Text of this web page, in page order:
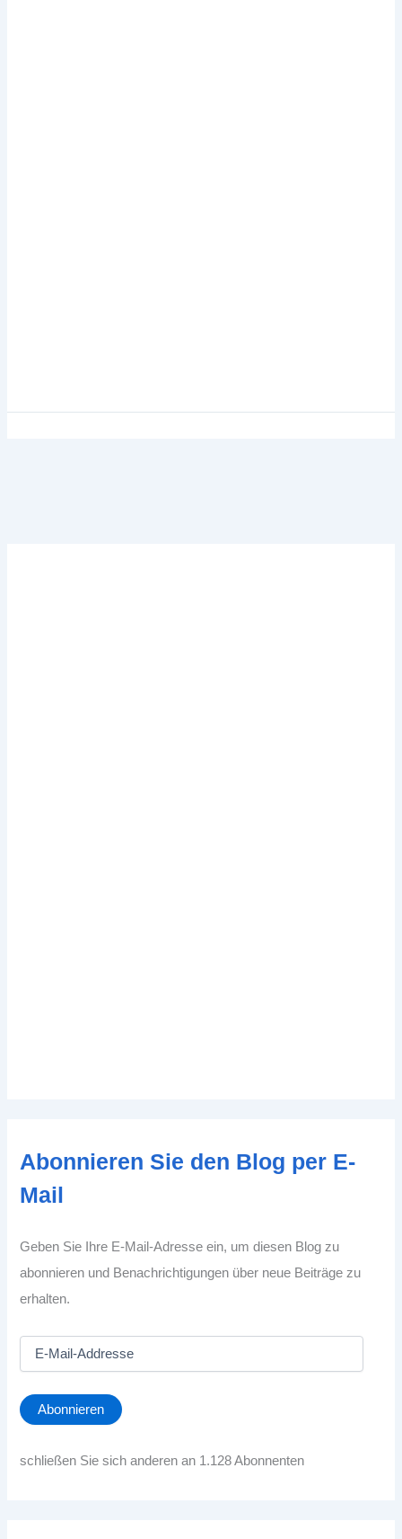
Abonnieren Sie den Blog per E-
Mail
Geben Sie Ihre E-Mail-Adresse ein, um diesen Blog zu
abonnieren und Benachrichtigungen über neue Beiträge zu
erhalten.
a
i
A
Abonnieren
schließen Sie sich anderen an 1.128 Abonnenten